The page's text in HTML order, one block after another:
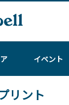
イベント
リント